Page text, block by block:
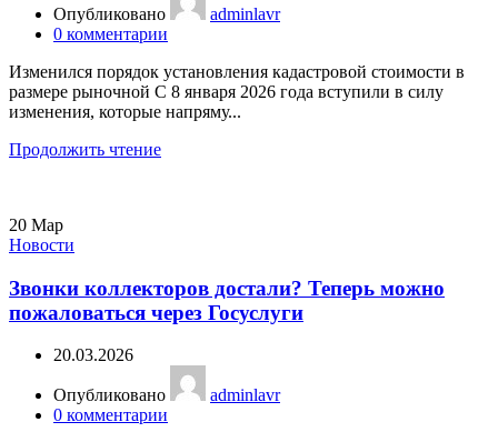
Опубликовано
adminlavr
0 комментарии
Изменился порядок установления кадастровой стоимости в
размере рыночной С 8 января 2026 года вступили в силу
изменения, которые напряму...
Продолжить чтение
20 Мар
Новости
Звонки коллекторов достали? Теперь можно
пожаловаться через Госуслуги
20.03.2026
Опубликовано
adminlavr
0 комментарии